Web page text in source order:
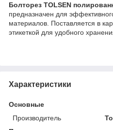
Болторез TOLSEN
предназначен для
материалов. Поставляется в
этикеткой для удобного
Характеристики
Основные
Производитель